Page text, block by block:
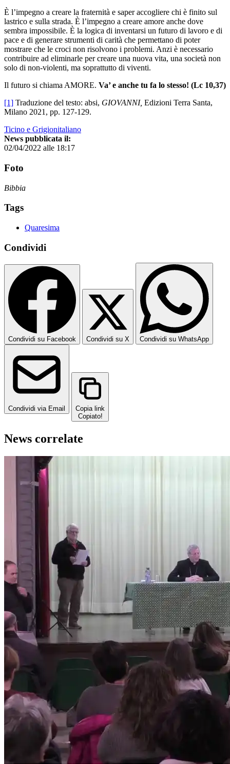
È l’impegno a creare la fraternità e saper accogliere chi è finito sul
lastrico e sulla strada. È l’impegno a creare amore anche dove
sembra impossibile. È la logica di inventarsi un futuro di lavoro e di
pace e di generare strumenti di carità che permettano di poter
mostrare che le croci non risolvono i problemi. Anzi è necessario
contribuire ad eliminarle per creare una nuova vita, una società non
solo di non-violenti, ma soprattutto di viventi.
Il futuro si chiama AMORE. Va’ e anche tu fa lo stesso! (Lc 10,37)
[1] Traduzione del testo: absi, GIOVANNI, Edizioni Terra Santa,
Milano 2021, pp. 127-129.
Ticino e Grigionitaliano
News pubblicata il:
02/04/2022 alle 18:17
Foto
Bibbia
Tags
Quaresima
Condividi
Condividi su Facebook Condividi su X Condividi su WhatsApp
Condividi via Email
Copia link
Copiato!
News correlate